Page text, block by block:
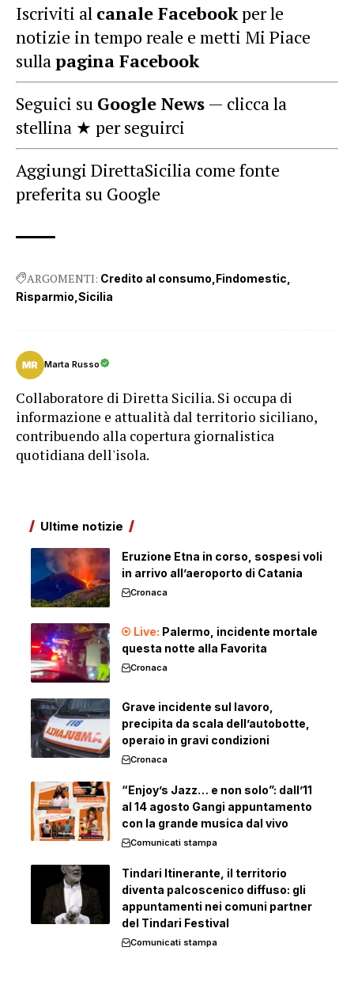
Iscriviti al canale Facebookper le
notizie in tempo reale e metti Mi Piace
sullapagina Facebook
Seguici su Google News — clicca la
stellina ★ per seguirci
Aggiungi DirettaSicilia come fonte
preferita su Google
ARGOMENTI: Credito al consumo Findomestic
Risparmio Sicilia
Marta Russo
Collaboratore di Diretta Sicilia. Si occupa di
informazione e attualità dal territorio siciliano,
contribuendo alla copertura giornalistica
quotidiana dell'isola.
Ultime notizie
Eruzione Etna in corso, sospesi voli
in arrivo all’aeroporto di Catania
Cronaca
Palermo, incidente mortale
questa notte alla Favorita
Cronaca
Grave incidente sul lavoro,
precipita da scala dell’autobotte,
operaio in gravi condizioni
Cronaca
“Enjoy’s Jazz… e non solo”: dall’11
al 14 agosto Gangi appuntamento
con la grande musica dal vivo
Comunicati stampa
Tindari Itinerante, il territorio
diventa palcoscenico diffuso: gli
appuntamenti nei comuni partner
del Tindari Festival
Comunicati stampa